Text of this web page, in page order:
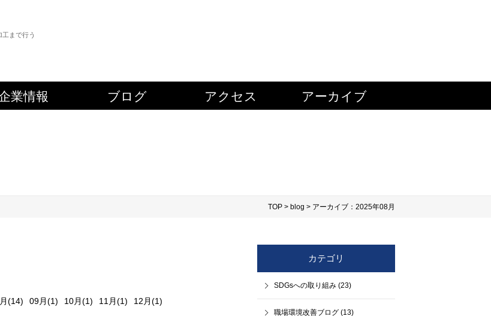
まで行う
業情報 ブログ アクセス アーカイブ
TOP > blog > アーカイブ：2025年08月
(14) 09月(1) 10月(1) 11月(1)
12月(1)
カテゴリ
SDGsへの取り組み (23)
職場環境改善ブログ (13)